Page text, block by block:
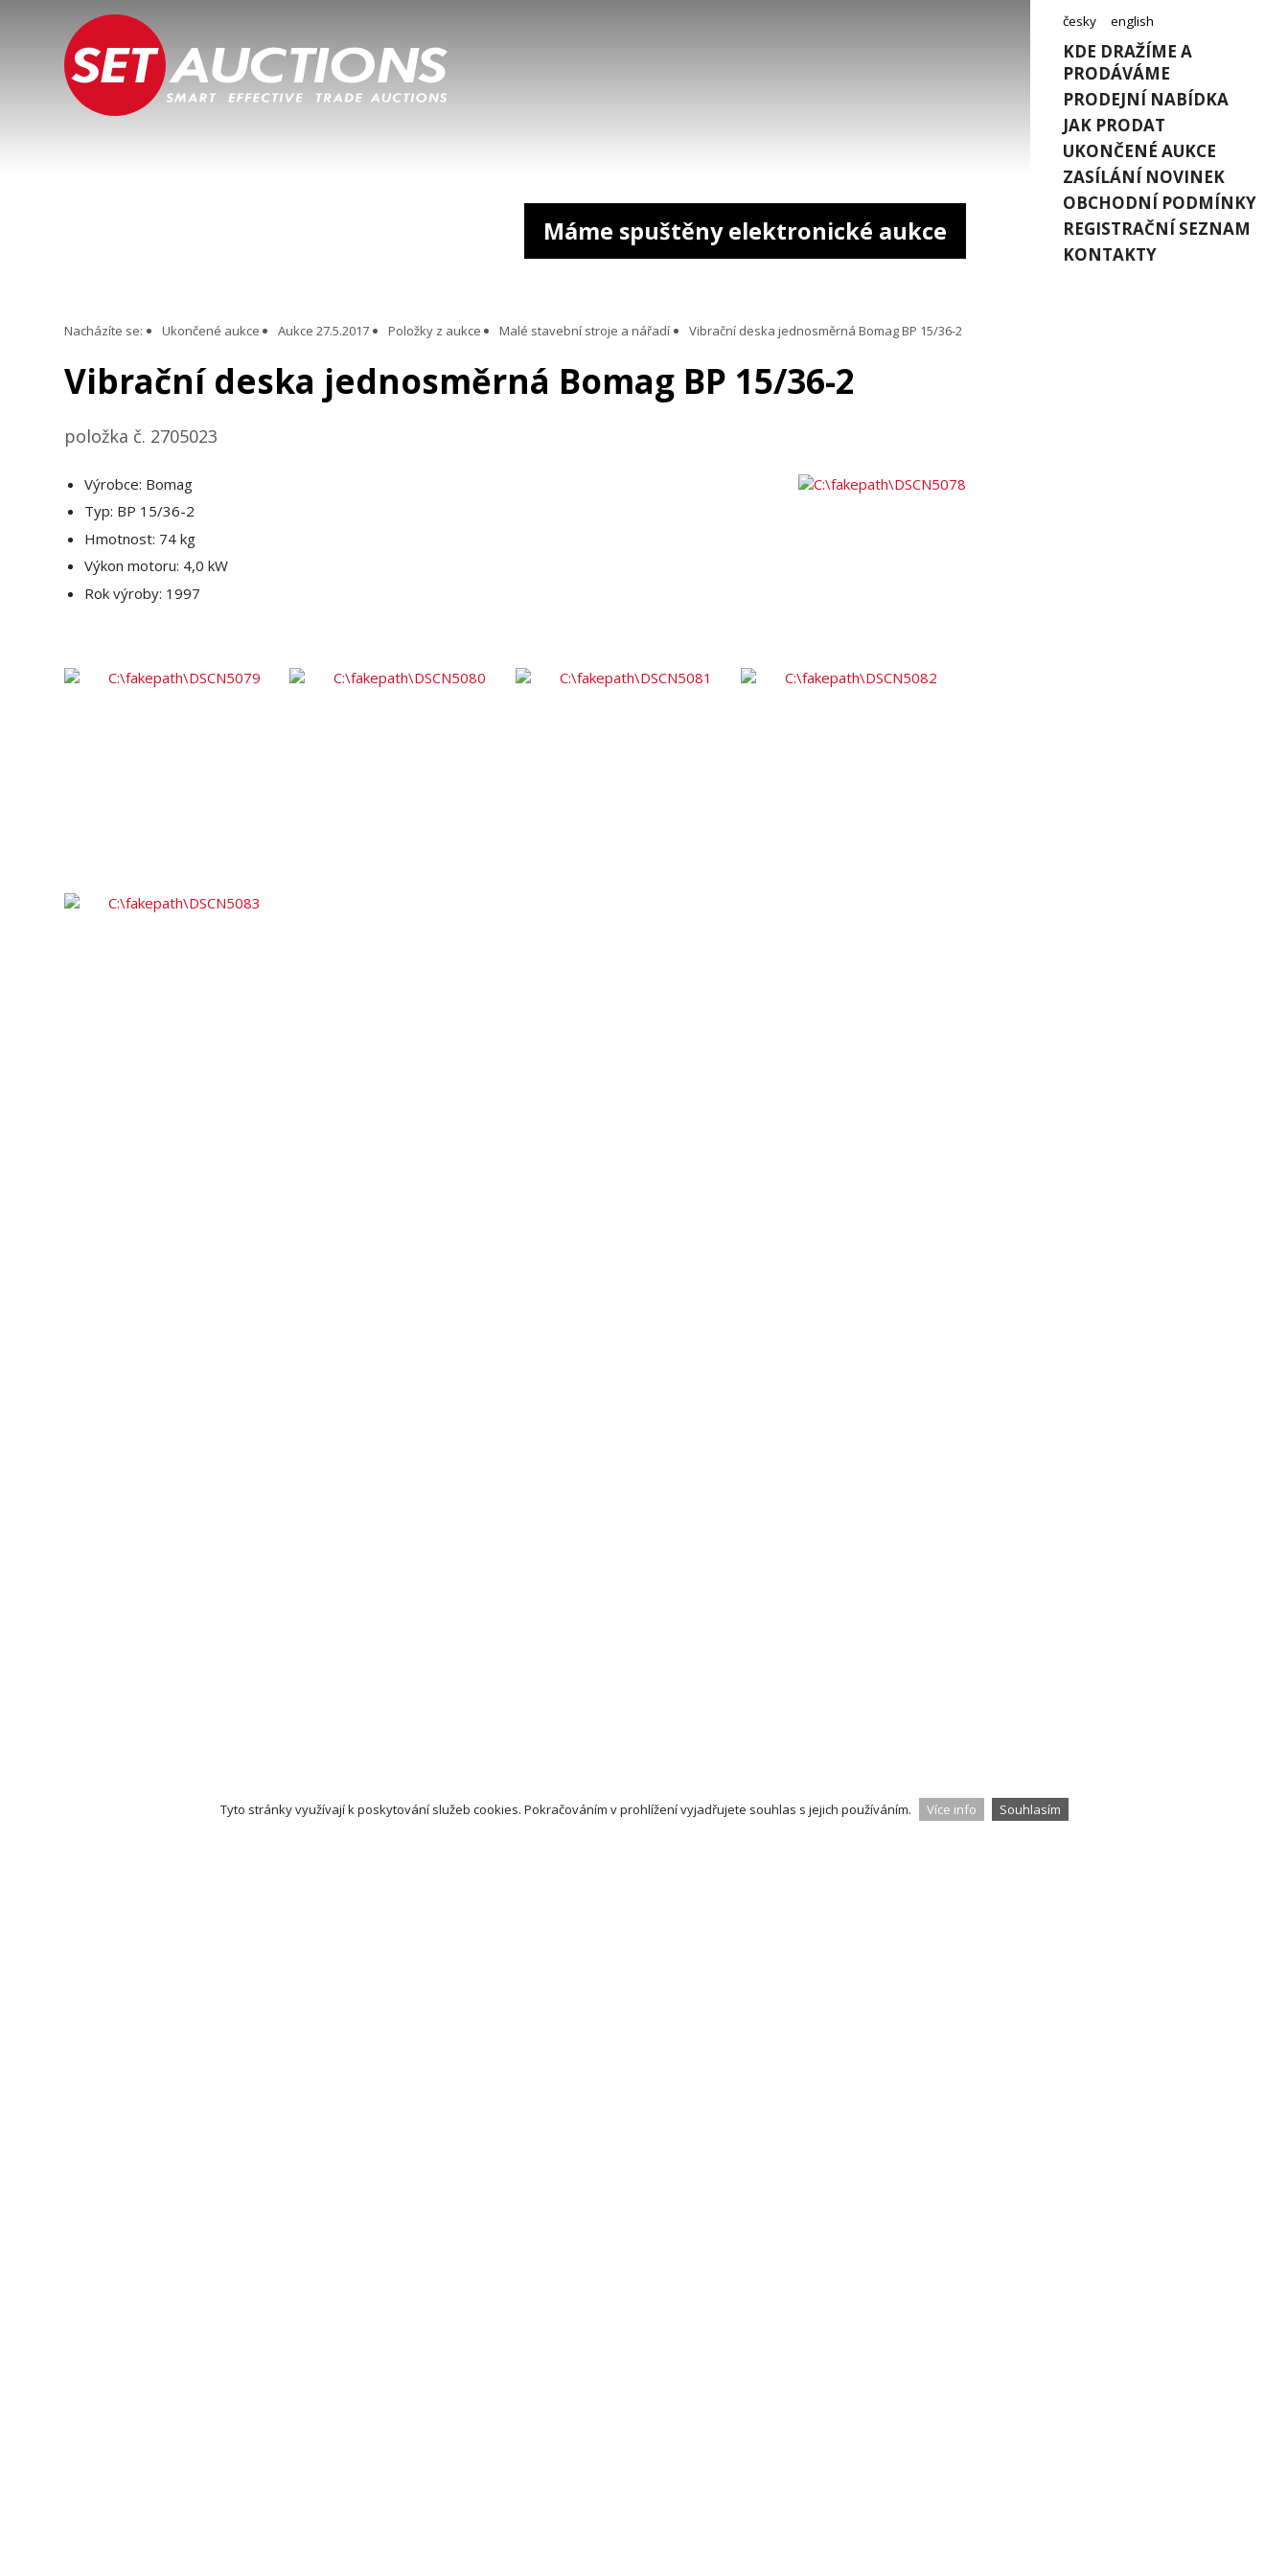
Tyto stránky využívají k poskytování služeb cookies. Pokračováním v prohlížení vyjadřujete souhlas s jejich používáním. Více info Souhlasím
Máme spuštěny elektronické aukce
česky english
KDE DRAŽÍME A
PRODÁVÁME
PRODEJNÍ NABÍDKA
JAK PRODAT
UKONČENÉ AUKCE
ZASÍLÁNÍ NOVINEK
OBCHODNÍ PODMÍNKY
REGISTRAČNÍ SEZNAM
KONTAKTY
Nacházíte se: Ukončené aukce Aukce 27.5.2017 Položky z aukce Malé stavební stroje a nářadí Vibrační deska jednosměrná Bomag BP 15/36-2
Vibrační deska jednosměrná Bomag BP 15/36-2
položka č. 2705023
Výrobce: Bomag
Typ: BP 15/36-2
Hmotnost: 74 kg
Výkon motoru: 4,0 kW
Rok výroby: 1997